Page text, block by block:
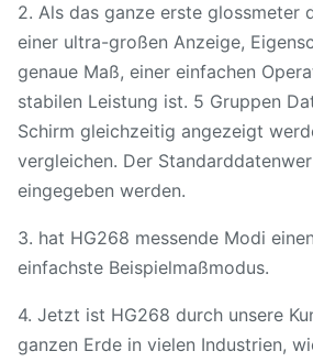
2. Als das ganze erste glossmeter
einer ultra-großen Anzeige,
genaue Maß, einer einfachen
stabilen Leistung ist. 5 Gruppen
Schirm gleichzeitig angezeigt
vergleichen. Der
eingegeben werden.
3. hat HG268 messende Modi
einfachste Beispielmaßmodus.
4. Jetzt ist HG268 durch unsere
ganzen Erde in vielen Industrien,